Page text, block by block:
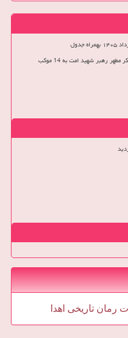
رهبر شهید امت به 14 موکب
رمان تاریخی اهدا